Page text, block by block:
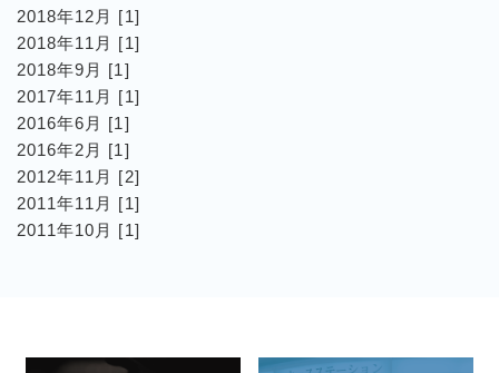
2018年12月 [1]
2018年11月 [1]
2018年9月 [1]
2017年11月 [1]
2016年6月 [1]
2016年2月 [1]
2012年11月 [2]
2011年11月 [1]
2011年10月 [1]